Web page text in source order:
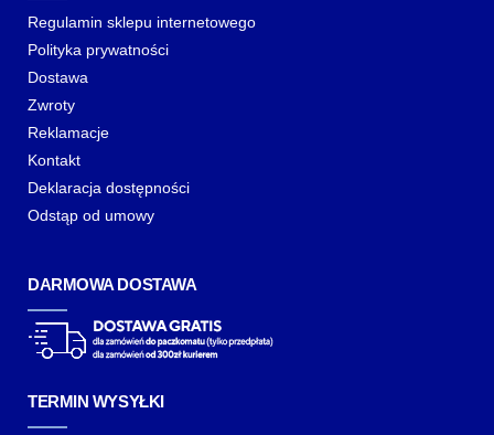
Regulamin sklepu internetowego
Polityka prywatności
Dostawa
Zwroty
Reklamacje
Kontakt
Deklaracja dostępności
Odstąp od umowy
DARMOWA DOSTAWA
TERMIN WYSYŁKI